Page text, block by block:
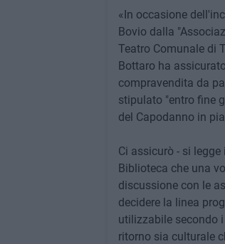
«In occasione
Bovio dalla
Teatro Comunale di
Bottaro ha
compravendita da
stipulato "entro fine
del Capodanno in
Ci assicurò - si
Biblioteca che una
discussione con le
decidere la linea
utilizzabile secondo
ritorno sia culturale